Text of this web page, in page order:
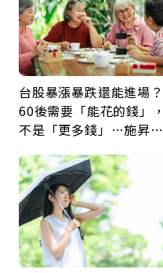
台股暴漲暴跌還能進場？
60後需要「能花的錢」，
不是「更多錢」…施昇
票